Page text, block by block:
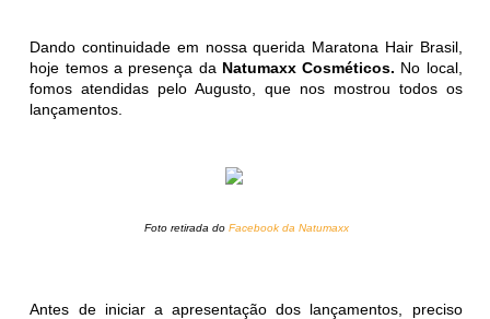
Dando continuidade em nossa querida Maratona Hair Brasil,
hoje temos a presença da Natumaxx Cosméticos. No local,
fomos atendidas pelo Augusto, que nos mostrou todos os
lançamentos.
Foto retirada do Facebook da Natumaxx
Antes de iniciar a apresentação dos lançamentos, preciso